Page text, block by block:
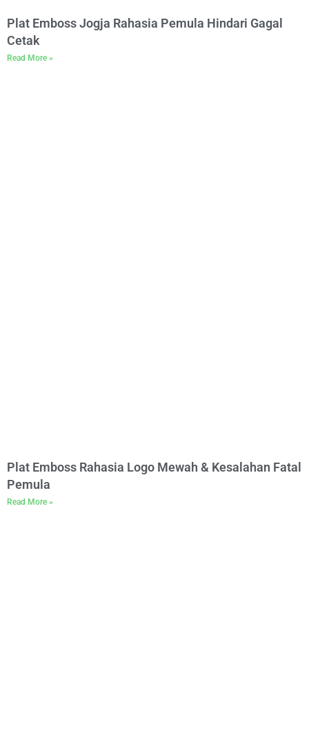
Plat Emboss Jogja Rahasia Pemula Hindari Gagal
Cetak
Read More »
Plat Emboss Rahasia Logo Mewah & Kesalahan Fatal
Pemula
Read More »